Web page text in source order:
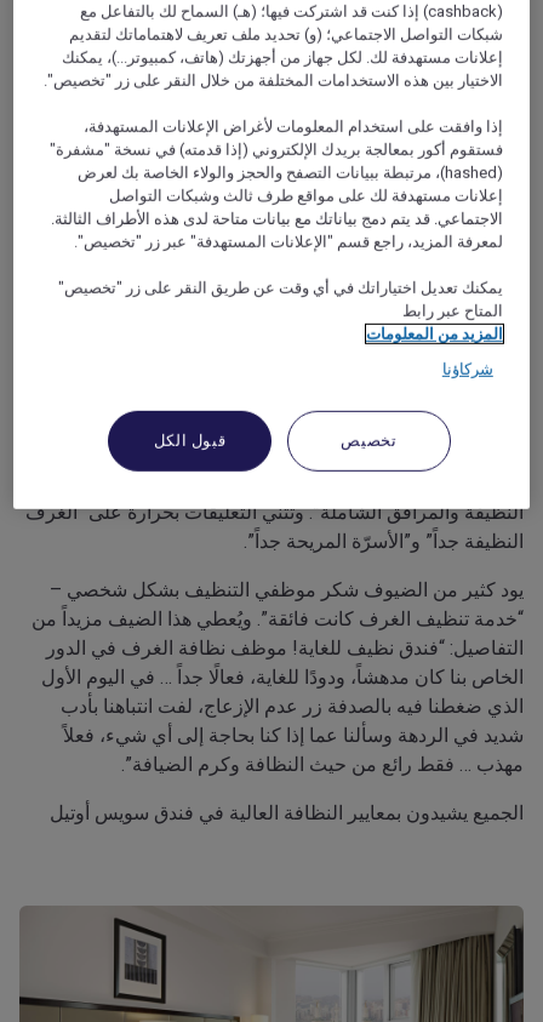
“رائع النظام وأنيق ونظيف”
يتفق الضيوف على أن “كل شيء كان على مستوى عال” في
النظيفة والمرافق الشاملة”. وتثني التعليقات بحرارة على “الغرف
النظيفة جداً” و”الأسرّة المريحة جداً”.
يود كثير من الضيوف شكر موظفي التنظيف بشكل شخصي –
“خدمة تنظيف الغرف كانت فائقة”. ويُعطي هذا الضيف مزيداً من
التفاصيل: “فندق نظيف للغاية! موظف نظافة الغرف في الدور
الخاص بنا كان مدهشاً، ودودًا للغاية، فعالًا جداً … في اليوم الأول
الذي ضغطنا فيه بالصدفة زر عدم الإزعاج، لفت انتباهنا بأدب
شديد في الردهة وسألنا عما إذا كنا بحاجة إلى أي شيء، فعلاً
مهذب … فقط رائع من حيث النظافة وكرم الضيافة”.
الجميع يشيدون بمعايير النظافة العالية في فندق سويس أوتيل
(cashback) إذا كنت قد اشتركت فيها؛ (هـ) السماح لك بالتفاعل مع
شبكات التواصل الاجتماعي؛ (و) تحديد ملف تعريف لاهتماماتك لتقديم
إعلانات مستهدفة لك. لكل جهاز من أجهزتك (هاتف، كمبيوتر...)، يمكنك
الاختيار بين هذه الاستخدامات المختلفة من خلال النقر على زر "تخصيص".
إذا وافقت على استخدام المعلومات لأغراض الإعلانات المستهدفة،
فستقوم أكور بمعالجة بريدك الإلكتروني (إذا قدمته) في نسخة "مشفرة"
(hashed)، مرتبطة ببيانات التصفح والحجز والولاء الخاصة بك لعرض
إعلانات مستهدفة لك على مواقع طرف ثالث وشبكات التواصل
الاجتماعي. قد يتم دمج بياناتك مع بيانات متاحة لدى هذه الأطراف الثالثة.
لمعرفة المزيد، راجع قسم "الإعلانات المستهدفة" عبر زر "تخصيص".
يمكنك تعديل اختياراتك في أي وقت عن طريق النقر على زر "تخصيص"
المتاح عبر رابط
المزيد من المعلومات
شركاؤنا
تخصيص قبول الكل